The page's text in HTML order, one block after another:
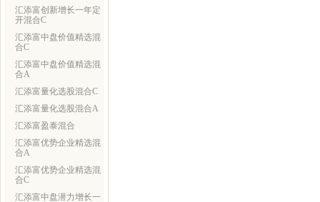
汇添富创新增长一年定
开混合C
汇添富中盘价值精选混
合C
汇添富中盘价值精选混
合A
汇添富量化选股混合C
汇添富量化选股混合A
汇添富盈泰混合
汇添富优势企业精选混
合A
汇添富优势企业精选混
合C
汇添富中盘潜力增长一